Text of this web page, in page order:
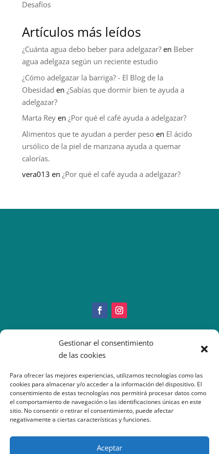
Gestionar el consentimiento
de las cookies
Para ofrecer las mejores experiencias, utilizamos tecnologías como las
cookies para almacenar y/o acceder a la información del dispositivo. El
consentimiento de estas tecnologías nos permitirá procesar datos como
el comportamiento de navegación o las identificaciones únicas en este
sitio. No consentir o retirar el consentimiento, puede afectar
negativamente a ciertas características y funciones.
Aceptar
Desafíos
Artículos más leídos
¿Cuánta agua debo beber para adelgazar?en Beber
agua adelgaza según un reciente estudio
¿Cómo adelgazar la barriga? - El Blog de la
Obesidad en ¿Sabías que dormir bien te ayuda a
adelgazar?
Marta Reyen ¿Por qué el café ayuda a adelgazar?
Alimentos que te ayudan a perder pesoen El ácido
ursólico de la piel de manzana ayuda a quemar
calorías.
vera013 en ¿Por qué el café ayuda a adelgazar?
Copyright © 2022 IMEOInformación Paciente
Imeo. Aviso legal|Politica Cookies